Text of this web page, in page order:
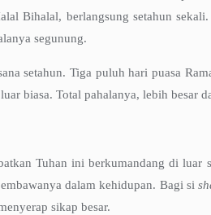
Bihalal, berlangsung setahun
segunung.
setahun. Tiga puluh hari puasa
biasa. Total pahalanya, lebih besar
Tuhan ini berkumandang di
dalam kehidupan. Bagi si
sikap besar.